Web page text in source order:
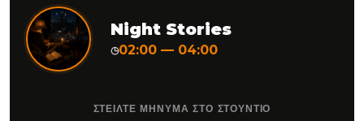
Night Stories
◷02:00 — 04:00
ΣΤΕΙΛΤΕ ΜΗΝΥΜΑ ΣΤΟ ΣΤΟΥΝΤΙΟ